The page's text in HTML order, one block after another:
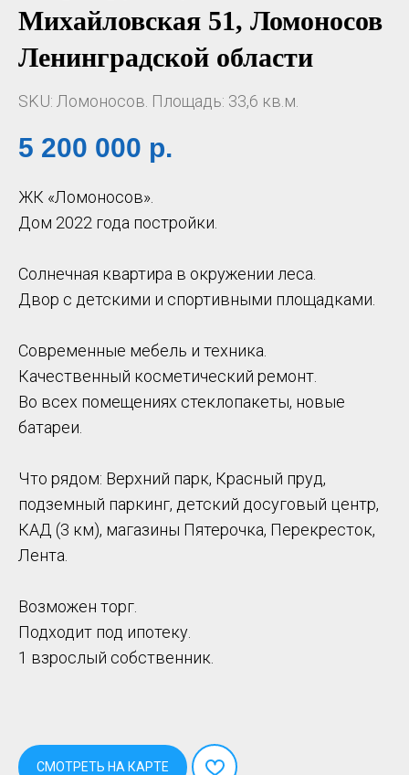
Михайловская 51, Ломоносов
Ленинградской области
SKU: Ломоносов. Площадь: 33,6 кв.м.
5 200 000 р.
ЖК «Ломоносов».
Дом 2022 года постройки.
Солнечная квартира в окружении леса.
Двор с детскими и спортивными площадками.
Современные мебель и техника.
Качественный косметический ремонт.
Во всех помещениях стеклопакеты, новые
батареи.
Что рядом: Верхний парк, Красный пруд,
подземный паркинг, детский досуговый центр,
КАД (3 км), магазины Пятерочка, Перекресток,
Лента.
Возможен торг.
Подходит под ипотеку.
1 взрослый собственник.
СМОТРЕТЬ НА КАРТЕ